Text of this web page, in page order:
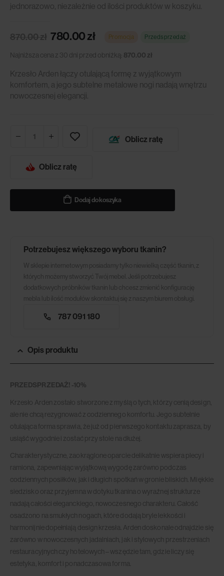
jednorazowo, niezależnie od ilości produktów w koszyku.
780.00zł Promocja Przedsprzedaż
Najniższa cena z 30 dni przed obniżką: 870.00 zł
Krzesło Arden łączy otulającą formę z wyjątkowym
komfortem, a jego subtelne metalowe nogi nadają wnętrzu
nowoczesnej elegancji.
Oblicz ratę
Oblicz ratę
Dodaj do koszyka
Potrzebujesz większego wyboru tkanin?
W sklepie internetowym posiadamy tylko niewielką część tkanin, z
których możemy stworzyć Twój mebel. Jeśli potrzebujesz
dodatkowych próbników tkanin lub chcesz zmienić konfigurację
mebla lub ilość modułów skontaktuj się z naszym biurem obsługi.
787 091 180
Opis produktu
PRZEDSPRZEDAŻ! -10%
Krzesło Arden zostało stworzone z myślą o tych, którzy cenią design,
ale nie chcą rezygnować z codziennego komfortu. Jego subtelnie
otulająca forma sprawia, że już od pierwszego kontaktu zaprasza, by
usiąść wygodnie i zostać przy stole na dłużej.
Charakterystyczne, zaokrąglone oparcie delikatnie wspiera plecy i
ramiona, zapewniając wyjątkową wygodę zarówno podczas
codziennych posiłków, jak i długich spotkań w gronie bliskich. Miękkie
siedzisko oraz przyjemna w dotyku tkanina o wyraźnej strukturze
nadają całości eleganckiego, nowoczesnego charakteru. Całość
osadzono na smukłych nogach, które dodają bryle lekkości i
harmonijnie dopełniają design krzesła. Arden doskonale odnajdzie się
zarówno w nowoczesnych jadalniach, jak i stylowych przestrzeniach
restauracyjnych czy hotelowych – wszędzie tam, gdzie liczy się
estetyka, komfort i ponadczasowa forma.